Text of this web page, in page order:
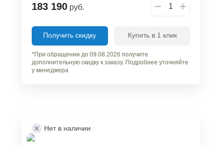
183 190 руб.
Получить скидку Купить в 1 клик
*При обращении до 09.08.2026 получите
дополнительную скидку к заказу. Подробнее уточняйте
у менеджера
Нет в наличии